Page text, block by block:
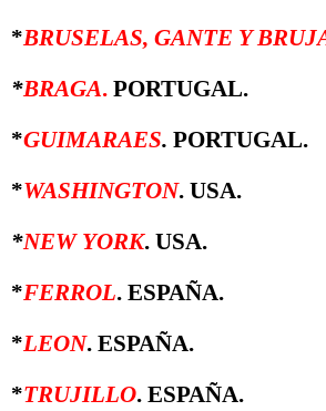
*BRUSELAS, GANTE Y
*BRAGA. PORTUGAL.
*GUIMARAES. PORTUGAL.
*WASHINGTON. USA.
*NEW YORK. USA.
*FERROL. ESPAÑA.
*LEON. ESPAÑA.
*TRUJILLO. ESPAÑA.